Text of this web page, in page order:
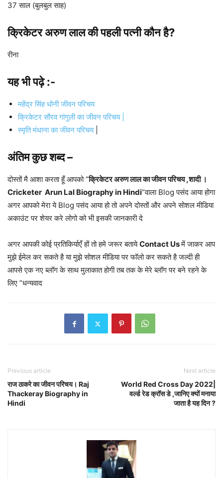
37 साल (बुलबुल साह)
क्रिकेटर अरुण लाल कीपहली पत्नी कौन है?
रीना
यह भी पढ़े :-
महेंद्र सिंह धोनी जीवन परिचय
क्रिकेटर सौरव गांगुली का जीवन परिचय |
स्मृति मंधाना का जीवन परिचय|
अंतिम कुछ शब्द –
दोस्तों मै आशा करता हूँ आपको ”क्रिकेटर अरुण लाल का जीवन परिचय ,शादी ।
Cricketer Arun Lal Biography in Hindi”वाला Blog पसंद आया होगा
अगर आपको मेरा ये Blog पसंद आया हो तो अपने दोस्तों और अपने सोशल मीडिया
अकाउंट पर शेयर करे लोगो को भी इसकी जानकारी दे
अगर आपकी कोई प्रतिकिर्याएँ हों तो हमे जरूर बतायेContact Usमें जाकर आप
मुझे ईमेल कर सकते है या मुझे सोशल मीडिया पर फॉलो कर सकते है जल्दी ही
आपसे एक नए ब्लॉग के साथ मुलाकात होगी तब तक के मेरे ब्लॉग पर बने रहने के
लिए ”धन्यवाद
Previous article
राज ठाकरे का जीवन परिचय। Raj
Thackeray Biography in
Hindi
Next article
World Red Cross Day 2022|
वर्ल्ड रेड क्रॉस डे ,जानिए क्यों मनाया
जाता है यह दिन ?